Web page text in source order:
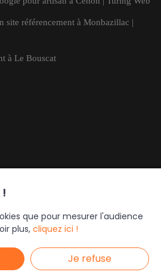
site référencement à Monbazillac |
à Le Bouscat
2026
et est géré par Turing Web
que pour mesurer l'audience
plus, cliquez ici !
Je refuse